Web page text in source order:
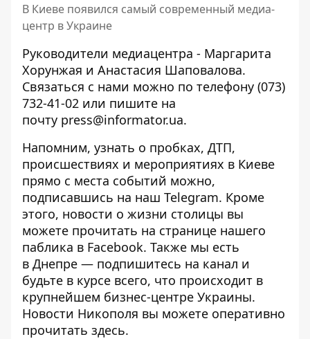
В Киеве появился самый современный медиа-
центр в Украине
Руководители медиацентра - Маргарита
Хорунжая и Анастасия Шаповалова.
Связаться с нами можно по телефону (073)
732-41-02 или пишите на
почту press@informator.ua.
Напомним, узнать о пробках, ДТП,
происшествиях и мероприятиях в Киеве
прямо с места событий можно,
подписавшись на наш Telegram. Кроме
этого, новости о жизни столицы вы
можете прочитать на странице нашего
паблика в Facebook. Также мы есть
в Днепре — подпишитесь на канал и
будьте в курсе всего, что происходит в
крупнейшем бизнес-центре Украины.
Новости Никополя вы можете оперативно
прочитать здесь.